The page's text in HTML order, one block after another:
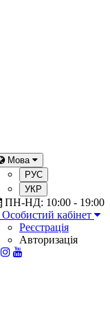
Мова
РУС
УКР
ПН-НД: 10:00 - 19:00
Особистий кабінет
Реєстрація
Авторизація